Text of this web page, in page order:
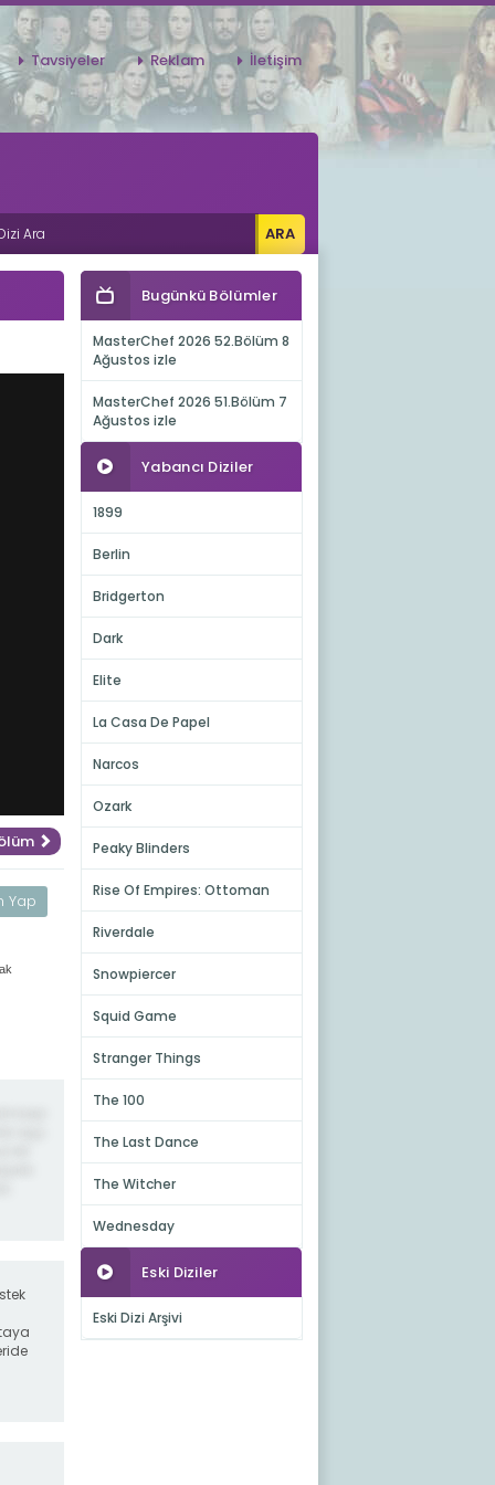
Tavsiyeler Reklam İletişim
Yap
Bugünkü Bölümler
MasterChef 2026 52.Bölüm 8
Ağustos izle
MasterChef 2026 51.Bölüm 7
Ağustos izle
Yabancı Diziler
1899
Berlin
Bridgerton
Dark
Elite
La Casa De Papel
Narcos
Ozark
Peaky Blinders
Rise Of Empires: Ottoman
Riverdale
Snowpiercer
Squid Game
Stranger Things
The 100
The Last Dance
The Witcher
Wednesday
Eski Diziler
Eski Dizi Arşivi